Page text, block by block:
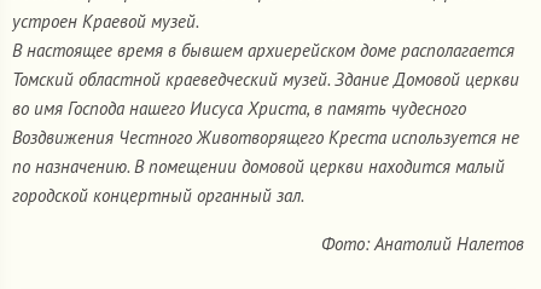
устроен Краевой музей.
В настоящее время в бывшем архиерейском доме располагается
Томский областной краеведческий музей. Здание Домовой церкви
во имя Господа нашего Иисуса Христа, в память чудесного
Воздвижения Честного Животворящего Креста используется не
по назначению. В помещении домовой церкви находится малый
городской концертный органный зал.
Фото: Анатолий Налетов